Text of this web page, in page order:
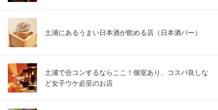
土浦にあるうまい日本酒が飲める店（日本酒バー）
土浦で合コンするならここ！個室あり、コスパ良しな
ど女子ウケ必至のお店